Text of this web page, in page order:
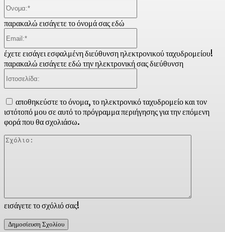
εισάγετε το σχόλιό σας!
παρακαλώ εισάγετε το όνομά σας εδώ
έχετε εισάγει εσφαλμένη διεύθυνση ηλεκτρονικού ταχυδρομείου!
παρακαλώ εισάγετε εδώ την ηλεκτρονική σας διεύθυνση
αποθηκεύστε το όνομα, το ηλεκτρονικό ταχυδρομείο και τον
ιστότοπό μου σε αυτό το πρόγραμμα περιήγησης για την επόμενη
φορά που θα σχολιάσω.